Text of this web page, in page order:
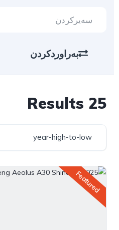
بەراوردکردن
25 Results
year-high-to-low
Featured